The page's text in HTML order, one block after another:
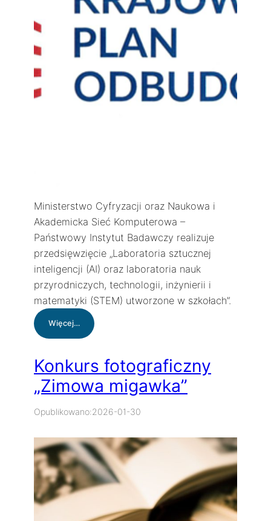
Ministerstwo Cyfryzacji oraz Naukowa i
Akademicka Sieć Komputerowa –
Państwowy Instytut Badawczy realizuje
przedsięwzięcie „Laboratoria sztucznej
inteligencji (AI) oraz laboratoria nauk
przyrodniczych, technologii, inżynierii i
matematyki (STEM) utworzone w szkołach”.
Więcej…:
KRAJOWY
ODBUDOWY
Konkurs fotograficzny
„Zimowa migawka”
Opublikowano:2026-01-30